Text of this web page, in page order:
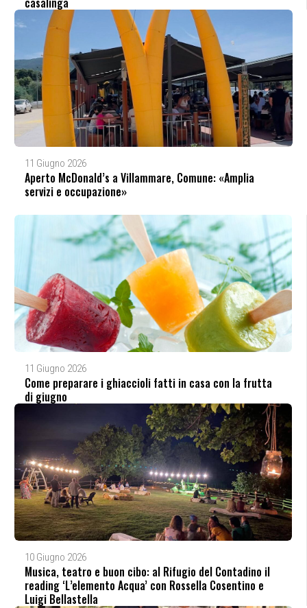
11 Giugno 2026
Aperto McDonald’s a Villammare, Comune: «Amplia
servizi e occupazione»
11 Giugno 2026
Come preparare i ghiaccioli fatti in casa con la frutta
di giugno
10 Giugno 2026
Musica, teatro e buon cibo: al Rifugio del Contadino il
reading ‘L’elemento Acqua’ con Rossella Cosentino e
Luigi Bellastella